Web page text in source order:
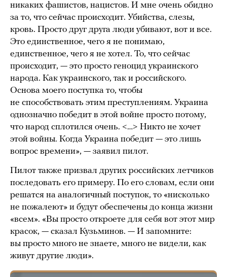
никаких фашистов, нацистов. И мне очень обидно
за то, что сейчас происходит. Убийства, слезы,
кровь. Просто друг друга люди убивают, вот и все.
Это единственное, чего я не понимаю,
единственное, чего я не хотел. То, что сейчас
происходит, — это просто геноцид украинского
народа. Как украинского, так и российского.
Основа моего поступка то, чтобы
не способствовать этим преступлениям. Украина
однозначно победит в этой войне просто потому,
что народ сплотился очень. <…> Никто не хочет
этой войны. Когда Украина победит — это лишь
вопрос времени», — заявил пилот.
Пилот также призвал других российских летчиков
последовать его примеру. По его словам, если они
решатся на аналогичный поступок, то «нисколько
не пожалеют» и будут обеспечены до конца жизни
«всем». «Вы просто откроете для себя вот этот мир
красок, — сказал Кузьминов. — И запомните:
вы просто много не знаете, много не видели, как
живут другие люди».